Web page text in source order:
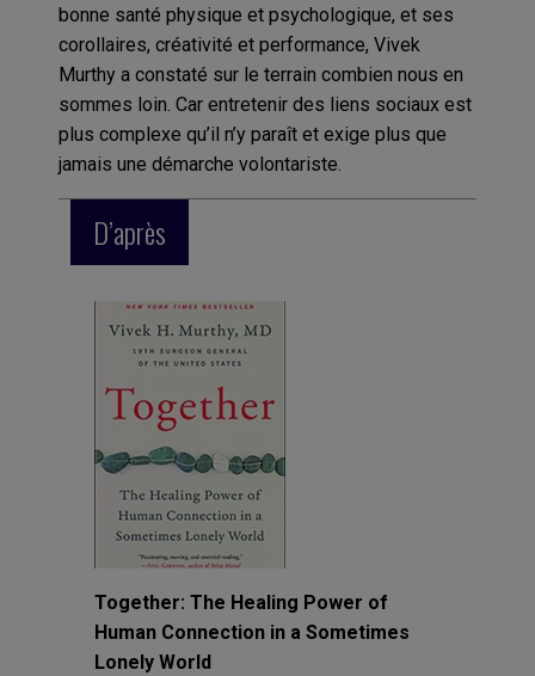
bonne santé physique et psychologique, et ses
corollaires, créativité et performance, Vivek
Murthy a constaté sur le terrain combien nous en
sommes loin. Car entretenir des liens sociaux est
plus complexe qu’il n’y paraît et exige plus que
jamais une démarche volontariste.
D’après
Together: The Healing Power of
Human Connection in a Sometimes
Lonely World